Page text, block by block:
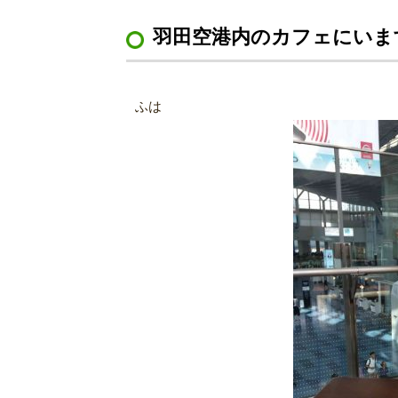
羽田空港内のカフェにいま
ふは